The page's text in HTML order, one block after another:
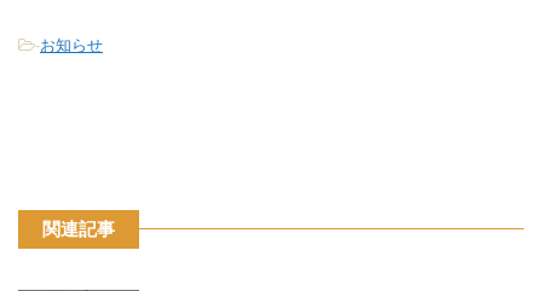
-お知らせ
関連記事